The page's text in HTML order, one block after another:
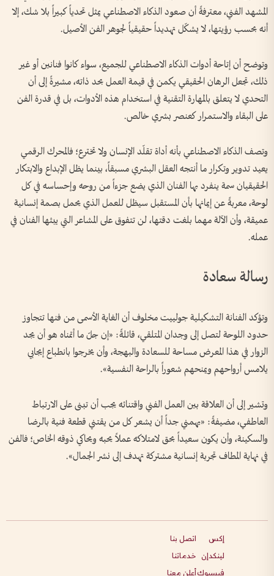
المشهد الفني، معترفةً أن صعود الذكاء الاصطناعي يمثل تحدياً كبيراً بلا شك، إلا
أنه بحسب رؤيتها، لا يشكّل تهديداً حقيقياً لجوهر الفن الأصيل.
وتوضح أن إتاحة أدوات الذكاء الاصطناعي للجميع، سواء كانوا فنانين أو غير
ذلك، تجعل الرهان الحقيقي يكمن في قيمة العمل بحد ذاته، مشيرةً إلى أن
التحدي لا يتعلق بالمهارة التقنية في استخدام هذه الأدوات، بل في قدرة الفن
على البقاء والاستمرار كعنصر بشري خالص.
وتصف الذكاء الاصطناعي بأنه أداة تقلّد الإنسان ولا تخترع؛ فالمحرك الرقمي
يعيد تدوير وتكرار ما أنتجه العقل البشري مسبقاً، بينما يظل الإبداع والابتكار
الحقيقيان سمة ينفرد بها الفنان الذي يضع جزءاً من روحه وإحساسه في كل
لوحة، معربةً عن إيمانها بأن المستقبل سيظل للعمل الذي يحمل بصمة إنسانية
عميقة، وأن الآلة مهما بلغت دقتها، لن تتفوق على المشاعر التي يبثها الفنان في
عمله.
رسالة سعادة
وتؤكد الفنانة التشكيلية جولييت مخلوف أن الغاية الأسمى من فنها تتجاوز
حدود اللوحة لتصل إلى وجدان المتلقي، قائلةً: «إن جلّ ما أتمناه هو أن يجد
الزوار في هذا المعرض مساحة للسعادة والبهجة، وأن يخرجوا بانطباع إيجابي
يلامس أرواحهم ويمنحهم شعوراً بالراحة النفسية».
وتشير إلى أن العلاقة بين العمل الفني واقتنائه يجب أن تبنى على الارتباط
العاطفي، مضيفةً: «يهمني جداً أن يشعر كل من يقتني قطعة فنية بالرضا
والسكينة، وأن يكون سعيداً بحق لامتلاكه عملاً يحبه ويحاكي ذوقه الخاص؛ فالفن
في نهاية المطاف تجربة إنسانية مشتركة تهدف إلى نشر الجمال».
إكس
لينكدإن
فيسبوك
اتصل بنا
خدماتنا
أعلن معنا